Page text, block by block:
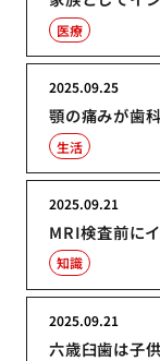
医療
顎の痛みが歯
2025.09.25
生活
MRI検査前に
2025.09.21
知識
六歳臼歯は子
2025.09.21